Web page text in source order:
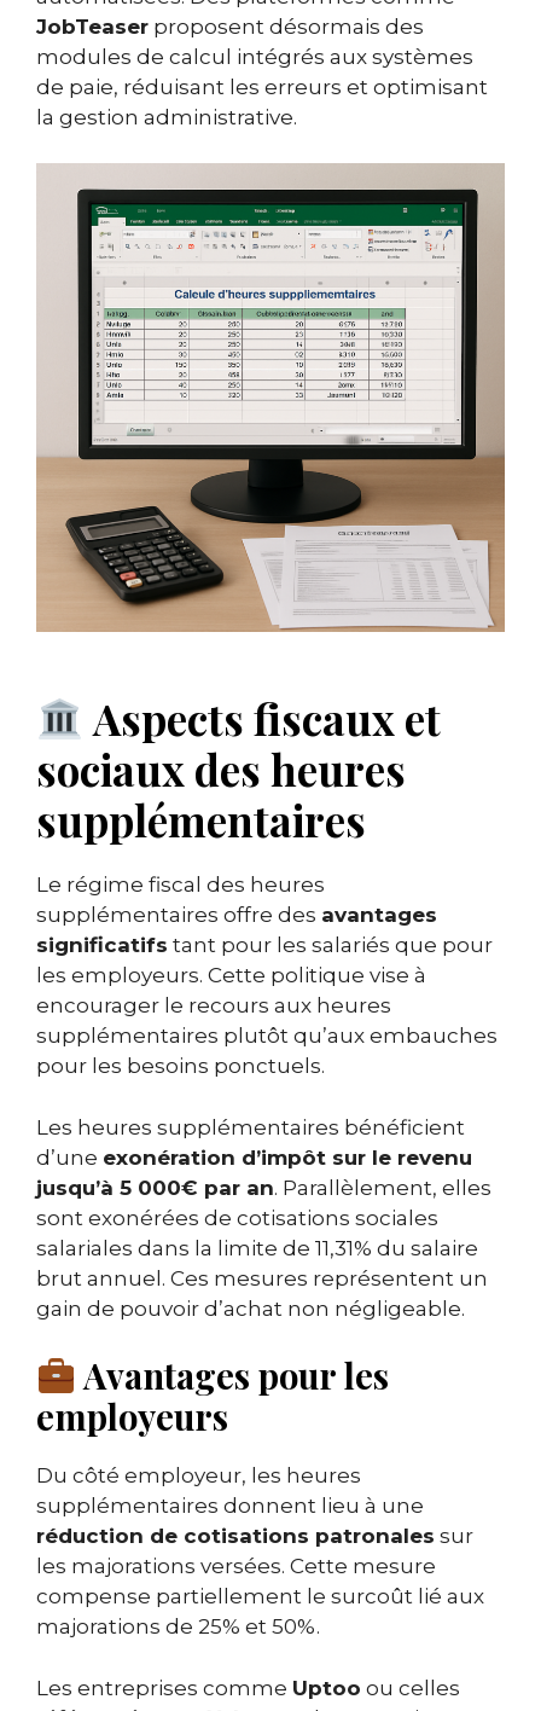
JobTeaser proposent désormais des
modules de calcul intégrés aux systèmes
de paie, réduisant les erreurs et optimisant
la gestion administrative.
Aspects fiscaux et
sociaux des heures
supplémentaires
Le régime fiscal des heures
supplémentaires offre des avantages
significatifs tant pour les salariés que pour
les employeurs. Cette politique vise à
encourager le recours aux heures
supplémentaires plutôt qu’aux embauches
pour les besoins ponctuels.
Les heures supplémentaires bénéficient
d’une exonération d’impôt sur le revenu
jusqu’à 5 000€ par an. Parallèlement, elles
sont exonérées de cotisations sociales
salariales dans la limite de 11,31% du salaire
brut annuel. Ces mesures représentent un
gain de pouvoir d’achat non négligeable.
Avantages pour les
employeurs
Du côté employeur, les heures
supplémentaires donnent lieu à une
réduction de cotisations patronales sur
les majorations versées. Cette mesure
compense partiellement le surcoût lié aux
majorations de 25% et 50%.
Les entreprises comme Uptoo ou celles